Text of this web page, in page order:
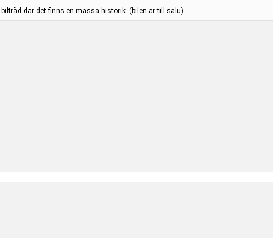
där det finns en massa historik. (bilen är till salu)